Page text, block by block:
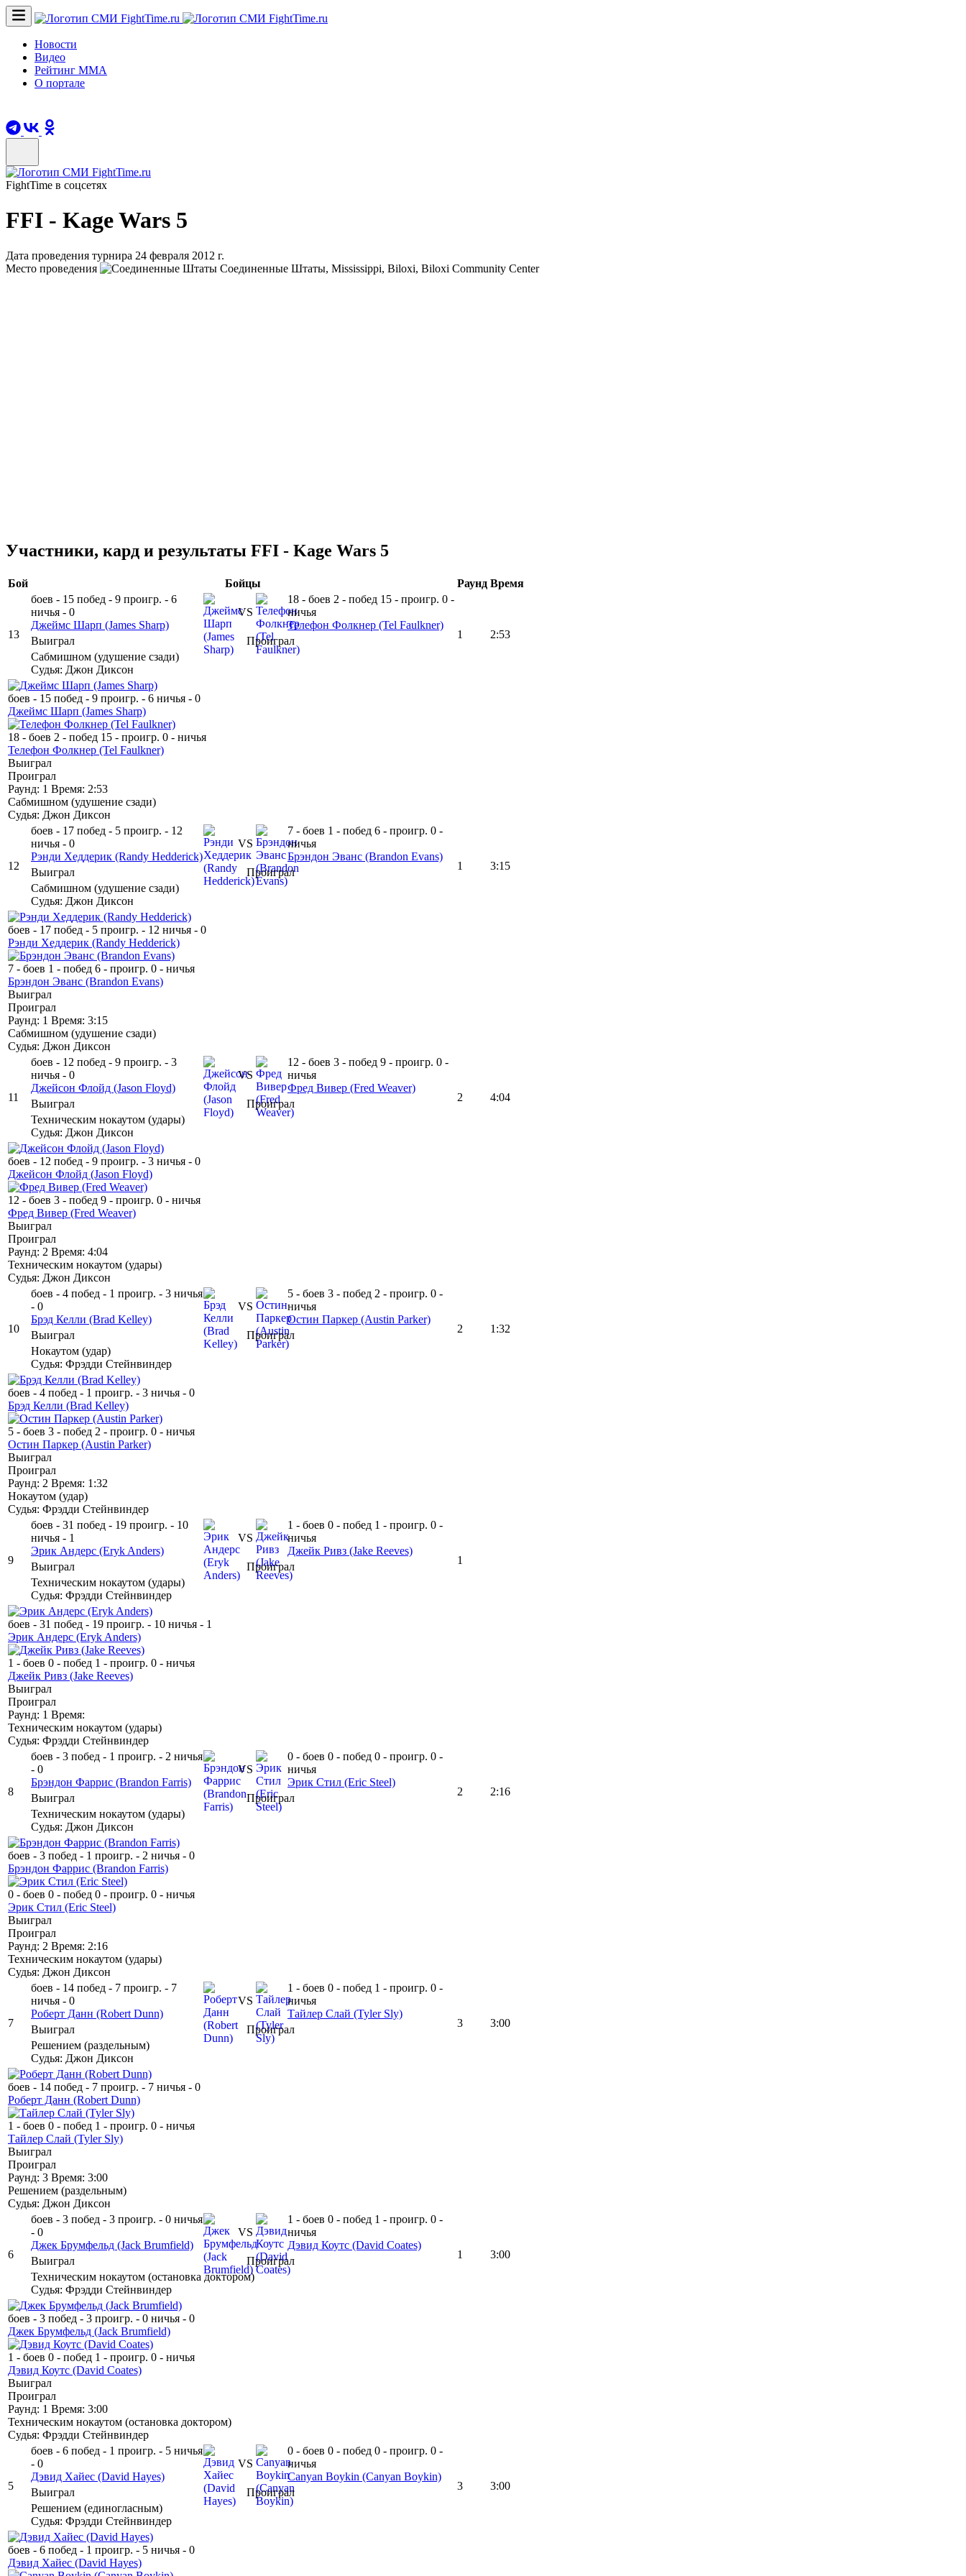
Новости
Видео
Рейтинг ММА
О портале
FightTime в соцсетях
FFI - Kage Wars 5
Дата проведения турнира 24 февраля 2012 г.
Место проведения
Соединенные Штаты, Mississippi, Biloxi, Biloxi Community Center
Участники, кард и результаты FFI - Kage Wars 5
Бой Бойцы Раунд Время
13
боев - 15 побед - 9 проигр. - 6
ничья - 0
Джеймс Шарп (James Sharp)
VS
18 - боев 2 - побед 15 - проигр. 0 -
ничья
Телефон Фолкнер (Tel Faulkner)
1 2:53
Выиграл
Проиграл
Сабмишном (удушение сзади)
Судья: Джон Диксон
боев - 15 побед - 9 проигр. - 6 ничья - 0
Джеймс Шарп (James Sharp)
18 - боев 2 - побед 15 - проигр. 0 - ничья
Телефон Фолкнер (Tel Faulkner)
Выиграл
Проиграл
Раунд: 1 Время: 2:53
Сабмишном (удушение сзади)
Судья: Джон Диксон
12
боев - 17 побед - 5 проигр. - 12
ничья - 0
Рэнди Хеддерик (Randy Hedderick)
VS
7 - боев 1 - побед 6 - проигр. 0 -
ничья
Брэндон Эванс (Brandon Evans)
1 3:15
Выиграл
Проиграл
Сабмишном (удушение сзади)
Судья: Джон Диксон
боев - 17 побед - 5 проигр. - 12 ничья - 0
Рэнди Хеддерик (Randy Hedderick)
7 - боев 1 - побед 6 - проигр. 0 - ничья
Брэндон Эванс (Brandon Evans)
Выиграл
Проиграл
Раунд: 1 Время: 3:15
Сабмишном (удушение сзади)
Судья: Джон Диксон
11
боев - 12 побед - 9 проигр. - 3
ничья - 0
Джейсон Флойд (Jason Floyd)
VS
12 - боев 3 - побед 9 - проигр. 0 -
ничья
Фред Вивер (Fred Weaver)
2 4:04
Выиграл
Проиграл
Техническим нокаутом (удары)
Судья: Джон Диксон
боев - 12 побед - 9 проигр. - 3 ничья - 0
Джейсон Флойд (Jason Floyd)
12 - боев 3 - побед 9 - проигр. 0 - ничья
Фред Вивер (Fred Weaver)
Выиграл
Проиграл
Раунд: 2 Время: 4:04
Техническим нокаутом (удары)
Судья: Джон Диксон
10
боев - 4 побед - 1 проигр. - 3 ничья
- 0
Брэд Келли (Brad Kelley)
VS
5 - боев 3 - побед 2 - проигр. 0 -
ничья
Остин Паркер (Austin Parker)
2 1:32
Выиграл
Проиграл
Нокаутом (удар)
Судья: Фрэдди Стейнвиндер
боев - 4 побед - 1 проигр. - 3 ничья - 0
Брэд Келли (Brad Kelley)
5 - боев 3 - побед 2 - проигр. 0 - ничья
Остин Паркер (Austin Parker)
Выиграл
Проиграл
Раунд: 2 Время: 1:32
Нокаутом (удар)
Судья: Фрэдди Стейнвиндер
9
боев - 31 побед - 19 проигр. - 10
ничья - 1
Эрик Андерс (Eryk Anders)
VS
1 - боев 0 - побед 1 - проигр. 0 -
ничья
Джейк Ривз (Jake Reeves)
1
Выиграл
Проиграл
Техническим нокаутом (удары)
Судья: Фрэдди Стейнвиндер
боев - 31 побед - 19 проигр. - 10 ничья - 1
Эрик Андерс (Eryk Anders)
1 - боев 0 - побед 1 - проигр. 0 - ничья
Джейк Ривз (Jake Reeves)
Выиграл
Проиграл
Раунд: 1 Время:
Техническим нокаутом (удары)
Судья: Фрэдди Стейнвиндер
8
боев - 3 побед - 1 проигр. - 2 ничья
- 0
Брэндон Фаррис (Brandon Farris)
VS
0 - боев 0 - побед 0 - проигр. 0 -
ничья
Эрик Стил (Eric Steel)
2 2:16
Выиграл
Проиграл
Техническим нокаутом (удары)
Судья: Джон Диксон
боев - 3 побед - 1 проигр. - 2 ничья - 0
Брэндон Фаррис (Brandon Farris)
0 - боев 0 - побед 0 - проигр. 0 - ничья
Эрик Стил (Eric Steel)
Выиграл
Проиграл
Раунд: 2 Время: 2:16
Техническим нокаутом (удары)
Судья: Джон Диксон
7
боев - 14 побед - 7 проигр. - 7
ничья - 0
Роберт Данн (Robert Dunn)
VS
1 - боев 0 - побед 1 - проигр. 0 -
ничья
Тайлер Слай (Tyler Sly)
3 3:00
Выиграл
Проиграл
Решением (раздельным)
Судья: Джон Диксон
боев - 14 побед - 7 проигр. - 7 ничья - 0
Роберт Данн (Robert Dunn)
1 - боев 0 - побед 1 - проигр. 0 - ничья
Тайлер Слай (Tyler Sly)
Выиграл
Проиграл
Раунд: 3 Время: 3:00
Решением (раздельным)
Судья: Джон Диксон
6
боев - 3 побед - 3 проигр. - 0 ничья
- 0
Джек Брумфельд (Jack Brumfield)
VS
1 - боев 0 - побед 1 - проигр. 0 -
ничья
Дэвид Коутс (David Coates)
1 3:00
Выиграл
Проиграл
Техническим нокаутом (остановка доктором)
Судья: Фрэдди Стейнвиндер
боев - 3 побед - 3 проигр. - 0 ничья - 0
Джек Брумфельд (Jack Brumfield)
1 - боев 0 - побед 1 - проигр. 0 - ничья
Дэвид Коутс (David Coates)
Выиграл
Проиграл
Раунд: 1 Время: 3:00
Техническим нокаутом (остановка доктором)
Судья: Фрэдди Стейнвиндер
5
боев - 6 побед - 1 проигр. - 5 ничья
- 0
Дэвид Хайес (David Hayes)
VS
0 - боев 0 - побед 0 - проигр. 0 -
ничья
Canyan Boykin (Canyan Boykin)
3 3:00
Выиграл
Проиграл
Решением (единогласным)
Судья: Фрэдди Стейнвиндер
боев - 6 побед - 1 проигр. - 5 ничья - 0
Дэвид Хайес (David Hayes)